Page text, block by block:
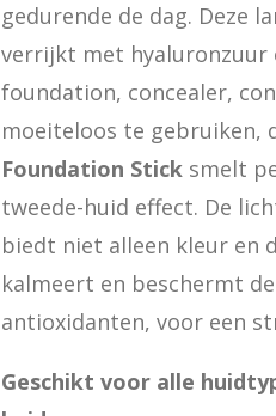
gedurende de dag. Deze
verrijkt met hyaluronzuur
foundation, concealer,
moeiteloos te gebruiken,
Foundation Stick smelt
tweede-huid effect. De
biedt niet alleen kleur en
kalmeert en beschermt
antioxidanten, voor een
Geschikt voor alle